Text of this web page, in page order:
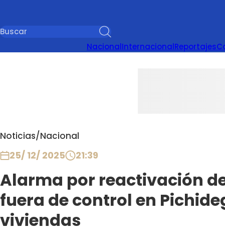
NacionalInternacionalReportajes
Noticias/Nacional
25/ 12/ 2025 21:39
Alarma por reactivación
fuera de control en
viviendas